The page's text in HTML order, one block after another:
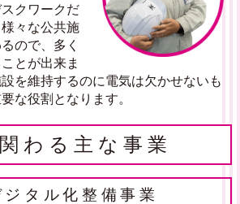
クワークだ
々な公共施
ので、多く
とが出来ま
を維持するのに電気は欠かせないも
な役割となります。
わる主な事業
タル化整備事業